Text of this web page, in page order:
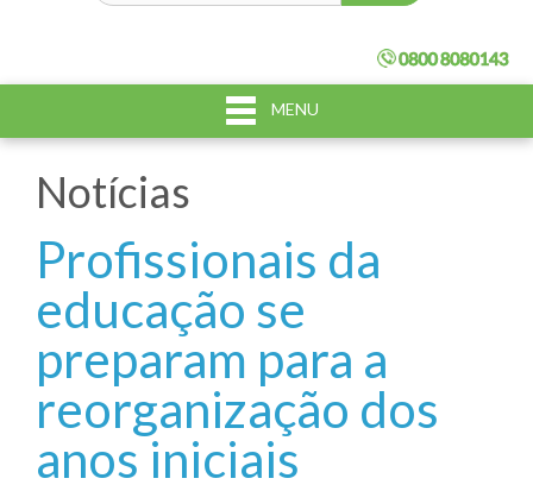
MENU
Notícias
Profissionais da
educação se
preparam para a
reorganização dos
anos iniciais